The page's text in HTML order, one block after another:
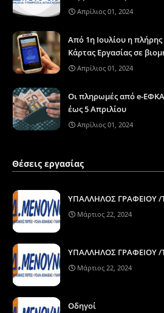
Απρίλιος 01, 2024
Από 1η Ιουλίου η
Κάρτας Εργασίας σε
Απρίλιος 01, 2024
Οι πληρωμές από e-
έως 5 Απριλίου
Απρίλιος 01, 2024
Θέσεις εργασίας
ΥΠΑΛΛΗΛΟΣ
Μάρτιος 22, 2024
ΥΠΑΛΛΗΛΟΣ ΓΡΑΦΕΙΟΥ
Μάρτιος 22, 2024
Οδηγοί